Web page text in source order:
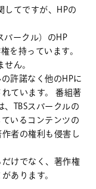
してですが、HPの
パークル）のHP
を持っています。
ん。
許諾なく他のHPに
ています。 番組著
TBSスパークルの
いるコンテンツの
者の権利も侵害し
けでなく、著作権
あります。